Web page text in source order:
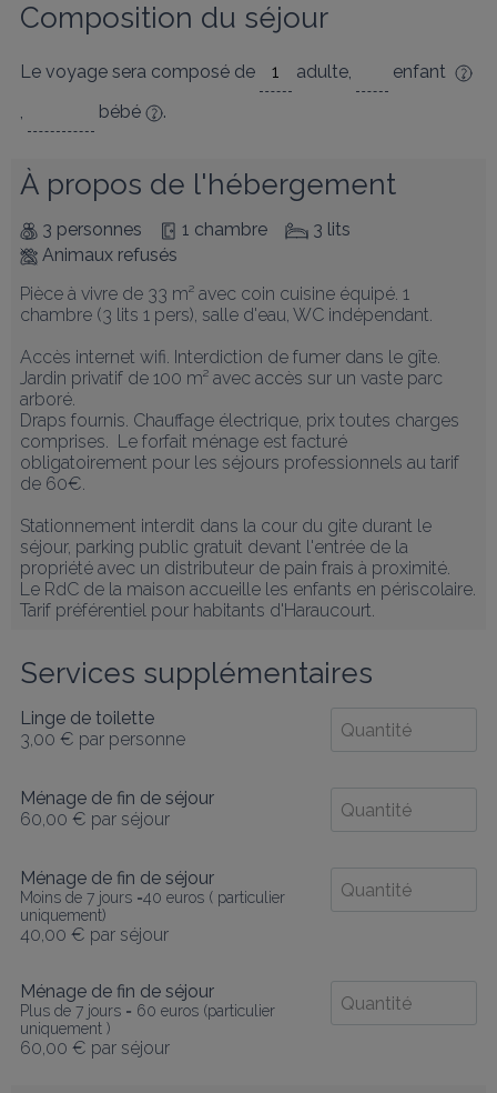
Composition du séjour
Le voyage sera composé de adulte,
enfant
,
bébé .
À propos de l'hébergement
3 personnes 1 chambre
3 lits
Animaux refusés
Pièce à vivre de 33 m² avec coin cuisine équipé. 1
chambre (3 lits 1 pers), salle d'eau, WC indépendant.
Accès internet wifi. Interdiction de fumer dans le gîte.
Jardin privatif de 100 m² avec accès sur un vaste parc
arboré.
Draps fournis. Chauffage électrique, prix toutes charges
comprises.  Le forfait ménage est facturé
obligatoirement pour les séjours professionnels au tarif
de 60€.
Stationnement interdit dans la cour du gite durant le
séjour, parking public gratuit devant l'entrée de la
propriété avec un distributeur de pain frais à proximité.
Le RdC de la maison accueille les enfants en périscolaire.
Tarif préférentiel pour habitants d'Haraucourt.
Services supplémentaires
Linge de toilette
3,00 € par personne
Ménage de fin de séjour
60,00 € par séjour
Ménage de fin de séjour
Moins de 7 jours =40 euros ( particulier
uniquement)
40,00 € par séjour
Ménage de fin de séjour
Plus de 7 jours = 60 euros (particulier
uniquement )
60,00 € par séjour